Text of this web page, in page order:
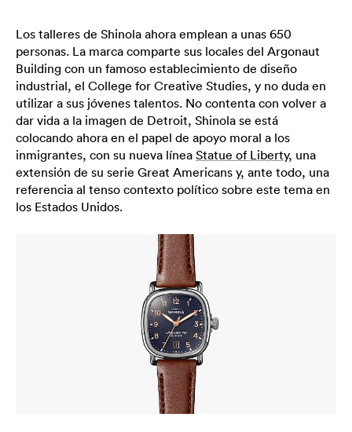
Los talleres de Shinola ahora emplean a unas 650
personas. La marca comparte sus locales del Argonaut
Building con un famoso establecimiento de diseño
industrial, el College for Creative Studies, y no duda en
utilizar a sus jóvenes talentos. No contenta con volver a
dar vida a la imagen de Detroit, Shinola se está
colocando ahora en el papel de apoyo moral a los
inmigrantes, con su nueva línea Statue of Liberty, una
extensión de su serie Great Americans y, ante todo, una
referencia al tenso contexto político sobre este tema en
los Estados Unidos.